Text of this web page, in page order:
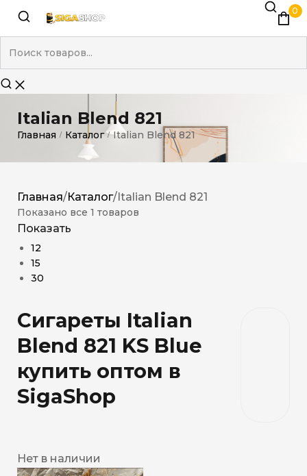
0
Italian Blend 821
Главная / Каталог / Italian Blend 821
Главная/Каталог/ Italian Blend 821
Показано все 1 товаров
Показать
12
15
30
Сигареты Italian
Blend 821 KS Blue
купить оптом в
SigaShop
Нет в наличии